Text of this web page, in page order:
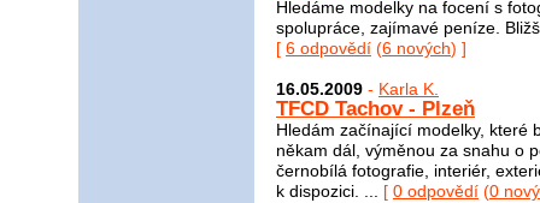
Hledáme modelky na focení s
spolupráce, zajímavé peníze.
[ 6 odpovědí (6 nových) ]
16.05.2009 - Karla K.
TFCD Tachov - Plzeň
Hledám začínající modelky, které
někam dál, výměnou za snahu o
černobílá fotografie, interiér,
k dispozici. ... [ 0 odpovědí (0